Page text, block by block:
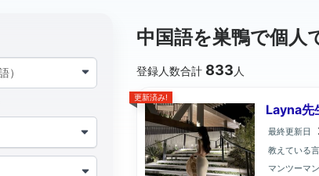
中国語を巣鴨で個人
登録人数合計 833 人
更新済み!
Layna先
最終更新日
教えている
マンツーマ